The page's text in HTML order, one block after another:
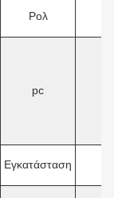
Ρολ
pc
Εγκατάσταση